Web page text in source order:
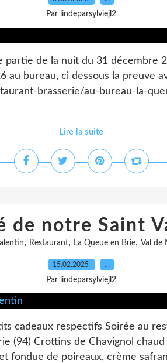
Par lindeparsylviejl2
partie de la nuit du 31 décembre
au bureau, ci dessous la preuve
brasserie/au-bureau-la-
Lire la suite
de notre Saint
, Restaurant, La Queue en Brie, Val de
15.02.2025 …
Par lindeparsylviejl2
cadeaux respectifs Soirée au
(94) Crottins de Chavignol
fondue de poireaux, crème